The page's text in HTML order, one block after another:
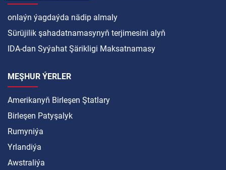
onlaýn ýagdaýda nädip almaly
Sürüjilik şahadatnamasynyň terjimesini alyň
IDA-dan Syýahat Şärikligi Maksatnamasy
MEŞHUR ÝERLER
Amerikanyň Birleşen Ştatlary
Birleşen Patyşalyk
Rumyniýa
Yrlandiýa
Awstraliýa